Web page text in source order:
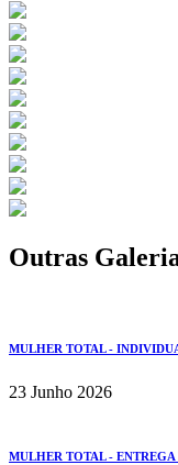
Outras
MULHER TOTAL -
23 Junho 2026
MULHER TOTAL -